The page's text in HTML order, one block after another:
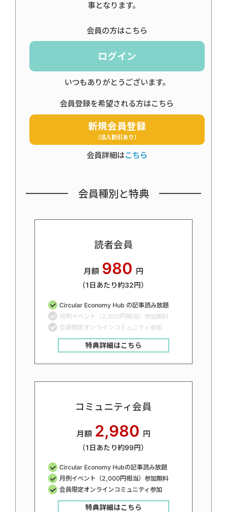
事となります。
会員の方はこちら
ログイン
いつもありがとうございます。
会員登録を希望される方はこちら
新規会員登録
（法人割引あり）
会員詳細はこちら
会員種別と特典
読者会員
月額 980 円
（1日あたり約32円）
Circular Economy Hub の記事読み放題
月例イベント（2,000円相当）参加無料
会員限定オンラインコミュニティ参加
特典詳細はこちら
コミュニティ会員
月額 2,980 円
（1日あたり約99円）
Circular Economy Hubの記事読み放題
月例イベント（2,000円相当）参加無料
会員限定オンラインコミュニティ参加
特典詳細はこちら